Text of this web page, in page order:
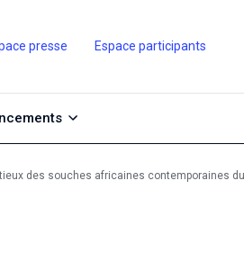
presse Espace participants
des souches africaines contemporaines